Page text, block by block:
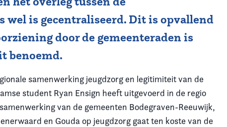
wel is gecentraliseerd. Dit is opvallend
door de gemeenteraden is
benoemd.
samenwerking jeugdzorg en legitimiteit van de
student Ryan Ensign heeft uitgevoerd in de regio
van de gemeenten Bodegraven-Reeuwijk,
en Gouda op jeugdzorg gaat ten koste van de